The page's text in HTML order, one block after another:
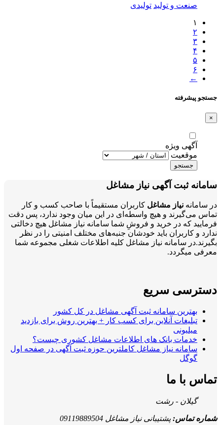
صنعت و تولید تولیدی
۱
۲
۳
۴
۵
۶
←
جستجو پیشرفته
×
آگهی ویژه
موقعیت
جستجو
سامانه ثبت آگهی نیاز مشاغل
در سامانه نیاز مشاغل کاربران مستقیماً با صاحب کسب و کار
تماس می‌گیرند و هیچ واسطه‌ای در این میان وجود ندارد، پس دقت
فرمایید که در خرید و فروشِ شما سامانه نیاز مشاغل هیچ دخالتی
ندارد و کاربران باید خودشان جنبه‌های مختلف امنیتی را در نظر
بگیرند.در سامانه نیاز مشاغل کلیه اطلاعات شغلی مجموعه شما
معرفی میگردد.
دسترسی سریع
بهترین سامانه ثبت آگهی مشاغل در کل کشور
تبلیغات آنلاین برای کسب کار + بهترین روش برای بازدید
میلیونی
خدمات بانک های اطلاعات مشاغل کشوری چیست؟
سامانه نیاز مشاغل کاملترین حوزه ثبت آگهی در صفحه اول
گوگل
تماس با ما
گیلان - رشت
شماره تماس:پشتیبانی نیاز مشاغل 09119889504